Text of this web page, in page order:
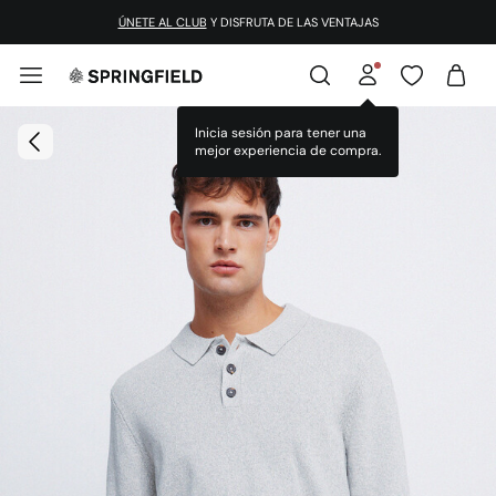
ÚNETE AL CLUB Y DISFRUTA DE LAS VENTAJAS
Inicia sesión para tener una
mejor experiencia de compra.